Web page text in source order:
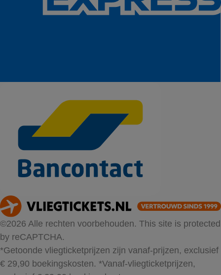
©2026 Alle rechten voorbehouden. This site is protected
by reCAPTCHA.
*Getoonde vliegticketprijzen zijn vanaf-prijzen, exclusief
€ 29,90 boekingskosten. *Vanaf-vliegticketprijzen,